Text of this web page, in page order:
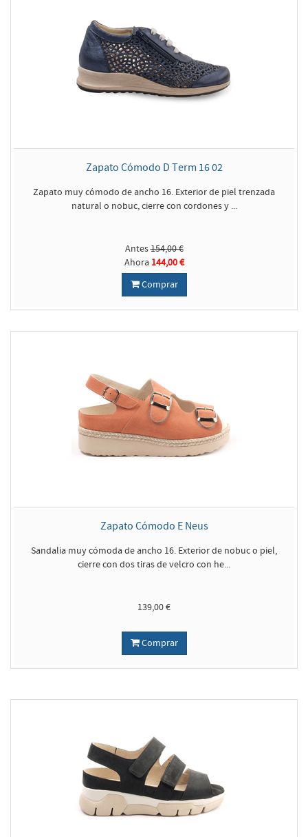
Zapato Cómodo D Term 16 02
Zapato muy cómodo de ancho 16. Exterior de piel trenzada
natural o nobuc, cierre con cordones y ...
Antes154,00 €
Ahora 144,00 €
Comprar
Zapato Cómodo E Neus
Sandalia muy cómoda de ancho 16. Exterior de nobuc o piel,
cierre con dos tiras de velcro con he...
139,00 €
Comprar